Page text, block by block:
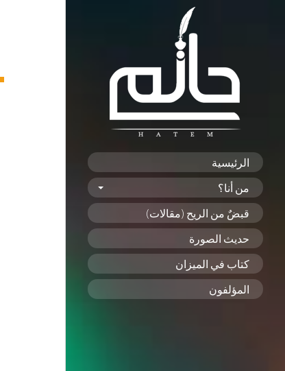
الرئيسية
من أنا؟
قبضٌ من الريح (مقالات)
حديث الصورة
كتاب في الميزان
المؤلفون